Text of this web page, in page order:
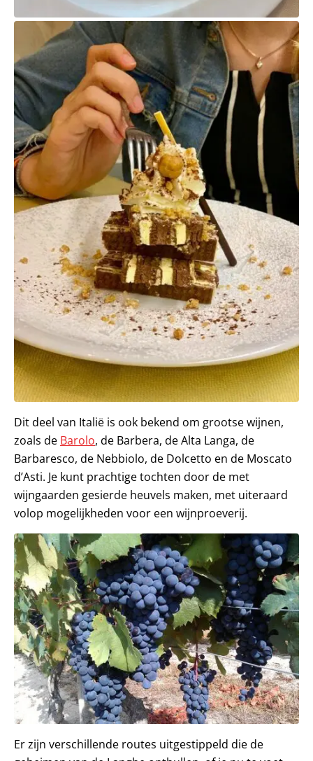
Dit deel van Italië is ook bekend om grootse wijnen,
zoals de Barolo, de Barbera, de Alta Langa, de
Barbaresco, de Nebbiolo, de Dolcetto en de Moscato
d’Asti. Je kunt prachtige tochten door de met
wijngaarden gesierde heuvels maken, met uiteraard
volop mogelijkheden voor een wijnproeverij.
Er zijn verschillende routes uitgestippeld die de